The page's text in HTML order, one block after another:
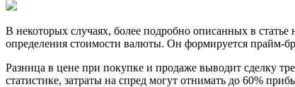
В некоторых случаях, более подробно описанных в
определения стоимости валюты. Он формируется прайм-
Разница в цене при покупке и продаже выводит сделку
статистике, затраты на спред могут отнимать до 60%